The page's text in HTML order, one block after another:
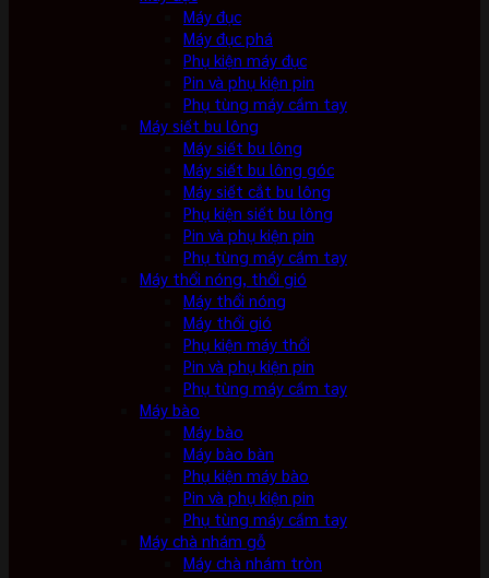
Máy đục
Máy đục phá
Phụ kiện máy đục
Pin và phụ kiện pin
Phụ tùng máy cầm tay
Máy siết bu lông
Máy siết bu lông
Máy siết bu lông góc
Máy siết cắt bu lông
Phụ kiện siết bu lông
Pin và phụ kiện pin
Phụ tùng máy cầm tay
Máy thổi nóng, thổi gió
Máy thổi nóng
Máy thổi gió
Phụ kiện máy thổi
Pin và phụ kiện pin
Phụ tùng máy cầm tay
Máy bào
Máy bào
Máy bào bàn
Phụ kiện máy bào
Pin và phụ kiện pin
Phụ tùng máy cầm tay
Máy chà nhám gỗ
Máy chà nhám tròn